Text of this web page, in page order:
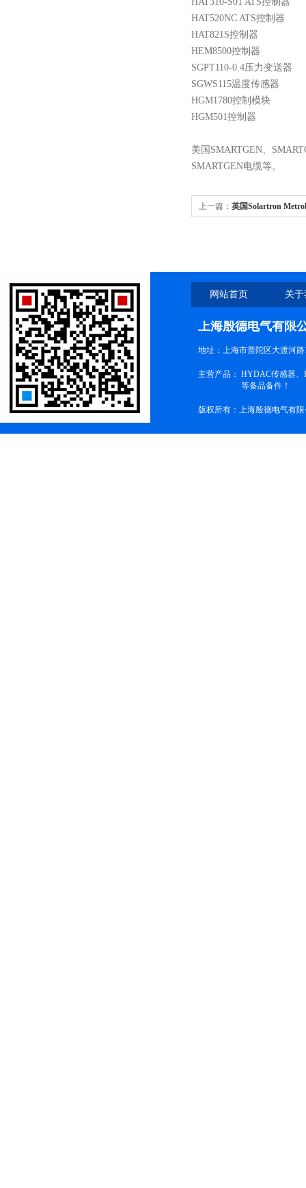
HAT520NC ATS控制器
HAT821S控制器
HEM8500控制器
SGPT110-0.4压力变送器
SGWS115温度传感器
HGM1780控制模块
HGM501控制器
美国 SMARTGEN、
SMARTGEN电缆等。
上一篇： 英国Solartron
网站首页 关
上海殷德电气有限
地址：上海市普陀区大渡河路
主营产品： HYDAC传感器、
等备品备件！
版权所有：上海殷德电气有